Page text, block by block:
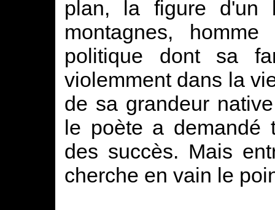
plan, la figure d'un
montagnes,
politique dont sa
violemment dans la
de sa grandeur
le poète a demandé
des succès. Mais
cherche en vain le